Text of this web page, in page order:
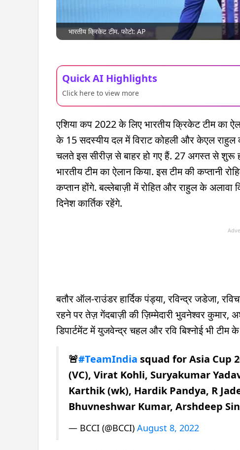
भारतीय क्रिकेट टीम. फोटो: AP
Quick AI Highlights
Click here to view more
एशिया कप 2022 के लिए भारतीय क्रिकेट टीम का
के 15 सदस्यीय दल में विराट कोहली और केएल राहुल
चलते इस सीरीज़ से बाहर हो गए हैं. 27 अगस्त से शुरू
भारतीय टीम का ऐलान किया. इस टीम की कप्तानी
कप्तान होंगे. बल्लेबाज़ी में रोहित और राहुल के
दिनेश कार्तिक रहेंगे.
बतौर ऑल-राउंडर हार्दिक पंड्या, रविन्द्र जडेजा,
रहने पर तेज़ गेंदबाज़ी की ज़िम्मेदारी भुवनेश्वर
डिपार्टमेंट में युजवेन्द्र चहल और रवि बिश्नोई भी टीम
🚨#TeamIndia squad for Asia Cup
(VC), Virat Kohli, Suryakumar
Karthik (wk), Hardik Pandya, R
Bhuvneshwar Kumar, Arshdeep
— BCCI (@BCCI) August 8, 2022